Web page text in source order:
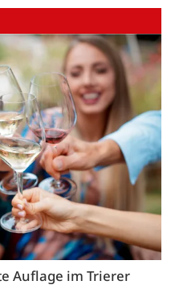
Auflage im Trierer